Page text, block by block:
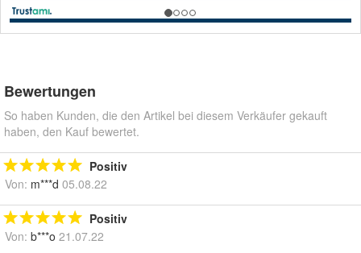
Bewertungen
So haben Kunden, die den Artikel bei diesem Verkäufer gekauft
haben, den Kauf bewertet.
Positiv
Von: m***d 05.08.22
Positiv
Von: b***o 21.07.22